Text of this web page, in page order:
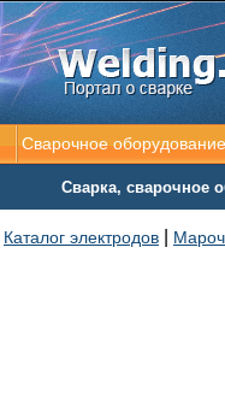
Сварочное
Сварка, сварочное
Каталог электродов